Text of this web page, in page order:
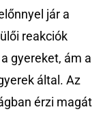
jár a
reakciók
gyereket, ám a
által. Az
érzi magát